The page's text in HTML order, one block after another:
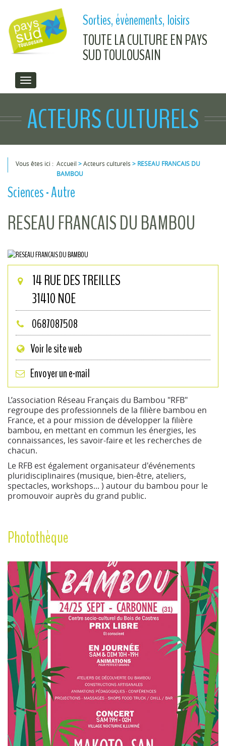
Sorties, évènements, loisirs
TOUTE LA CULTURE EN PAYS
SUD TOULOUSAIN
ACTEURS CULTURELS
Vous êtes ici :
Vous êtes ici
Accueil >Acteurs culturels > RESEAU FRANCAIS DU
BAMBOU
Sciences - Autre
RESEAU FRANCAIS DU BAMBOU
14 RUE DES TREILLES
31410NOE
0687087508
Voir le site web
Envoyer un e-mail
L’association Réseau Français du Bambou "RFB"
regroupe des professionnels de la filière bambou en
France, et a pour mission de développer la filière
bambou, en mettant en commun les énergies, les
connaissances, les savoir-faire et les recherches de
chacun.
Le RFB est également organisateur d'événements
pluridisciplinaires (musique, bien-être, ateliers,
spectacles, workshops... ) autour du bambou pour le
promouvoir auprès du grand public.
Photothèque